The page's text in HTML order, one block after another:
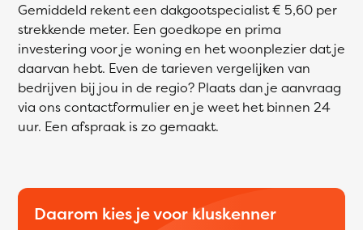
Gemiddeld rekent een dakgootspecialist € 5,60 per
strekkende meter. Een goedkope en prima
investering voor je woning en het woonplezier dat je
daarvan hebt. Even de tarieven vergelijken van
bedrijven bij jou in de regio? Plaats dan je aanvraag
via ons contactformulier en je weet het binnen 24
uur. Een afspraak is zo gemaakt.
Daarom kies je voor kluskenner